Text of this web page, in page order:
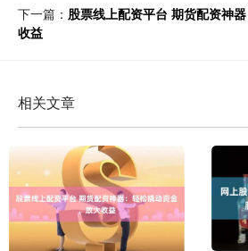
下一篇： 股票线上配资平台 期货配资神
收益
相关文章